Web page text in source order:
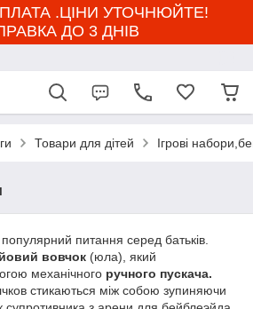
.ЦІНИ УТОЧНЮЙТЕ!
ДО 3 ДНІВ
Товари для дітей Ігрові
питання серед батьків.
вовчок (юла), який
механічного ручного пускача.
стикаються між собою зупиняючи